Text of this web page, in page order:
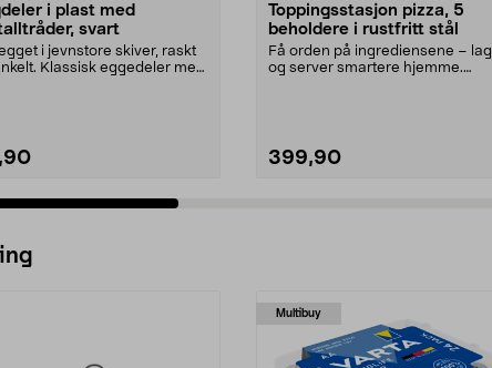
i plast med
svart
i jevnstore skiver, raskt
Klassisk eggedeler med
Toppingsstasjon pizza, 5
beholdere i rustfritt stål
Få orden på ingrediensene – lag
og server smartere hjemme.
399,90
Multibuy